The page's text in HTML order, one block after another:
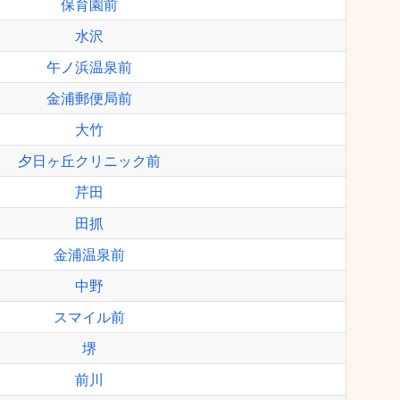
保育園前
水沢
午ノ浜温泉前
金浦郵便局前
大竹
夕日ヶ丘クリニック前
芹田
田抓
金浦温泉前
中野
スマイル前
堺
前川